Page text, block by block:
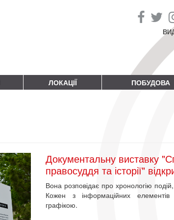
ЛОКАЦІЇ ПОБУДОВА
Документальну виставку
правосуддя та історії"
Вона розповідає про хронологію подій,
Кожен з інформаційних
графікою.